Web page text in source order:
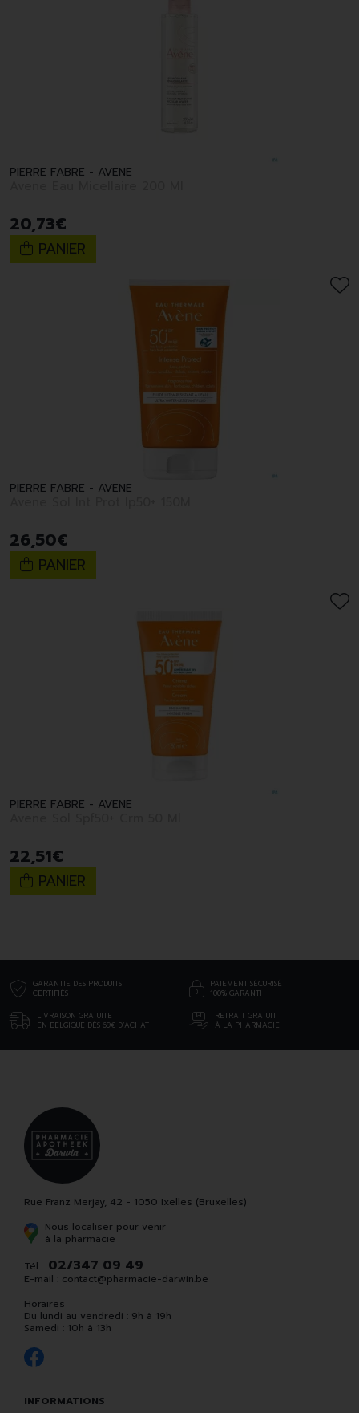
PIERRE FABRE - AVENE
20,73€
PANIER
PIERRE FABRE - AVENE
26,50€
PANIER
PIERRE FABRE - AVENE
22,51€
PANIER
GARANTIE DES PRODUITS
CERTIFIÉS
PAIEMENT SÉCURISÉ
100% GARANTI
LIVRAISON GRATUITE
EN BELGIQUE DÈS 69€ D’ACHAT
RETRAIT GRATUIT
À LA PHARMACIE
Rue Franz Merjay, 42 - 1050 Ixelles (Bruxelles)
Nous localiser pour venir
à la pharmacie
Tél. : 02/347 09 49
E-mail : contact@pharmacie-darwin.be
Horaires
Du lundi au vendredi : 9h à 19h
Samedi : 10h à 13h
INFORMATIONS